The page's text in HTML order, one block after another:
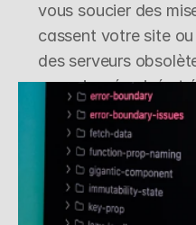
vous soucier des
cassent votre site
des serveurs
en main, sécurisé et